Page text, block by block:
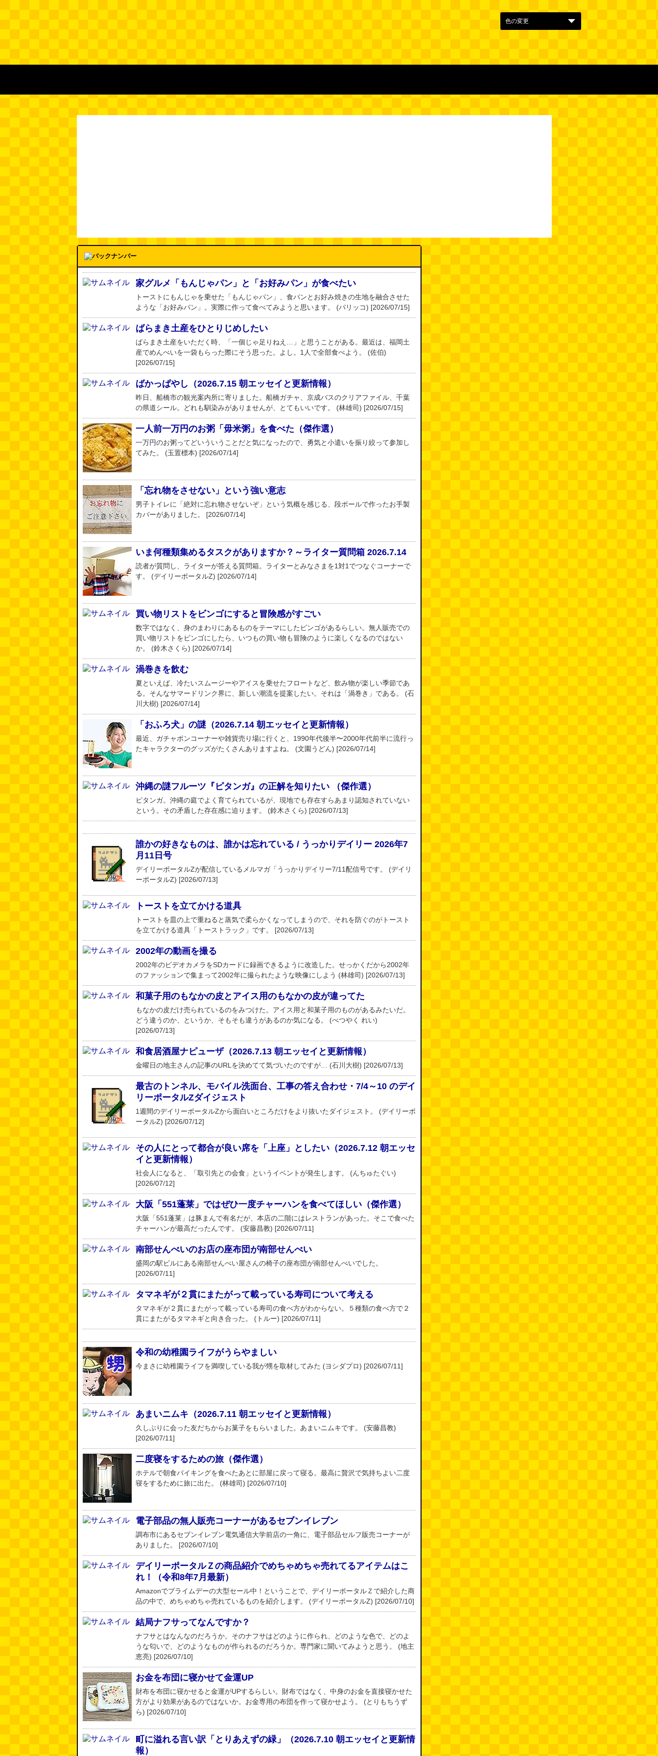
家グルメ「もんじゃパン」と「お好みパン」が食べたい
トーストにもんじゃを乗せた「もんじゃパン」、食パンとお好み焼きの生地を融合させた
ような「お好みパン」。実際に作って食べてみようと思います。 (パリッコ) [2026/07/15]
ばらまき土産をひとりじめしたい
ばらまき土産をいただく時、「一個じゃ足りねえ…」と思うことがある。最近は、福岡土
産でめんべいを一袋もらった際にそう思った。よし。1人で全部食べよう。 (佐伯)
[2026/07/15]
ばかっぱやし（2026.7.15 朝エッセイと更新情報）
昨日、船橋市の観光案内所に寄りました。船橋ガチャ、京成バスのクリアファイル、千葉
の県道シール。どれも馴染みがありませんが、とてもいいです。 (林雄司) [2026/07/15]
一人前一万円のお粥「毋米粥」を食べた（傑作選）
一万円のお粥ってどいういうことだと気になったので、勇気と小遣いを振り絞って参加し
てみた。 (玉置標本) [2026/07/14]
「忘れ物をさせない」という強い意志
男子トイレに「絶対に忘れ物させないぞ」という気概を感じる、段ボールで作ったお手製
カバーがありました。 [2026/07/14]
いま何種類集めるタスクがありますか？～ライター質問箱 2026.7.14
読者が質問し、ライターが答える質問箱。ライターとみなさまを1対1でつなぐコーナーで
す。 (デイリーポータルZ) [2026/07/14]
買い物リストをビンゴにすると冒険感がすごい
数字ではなく、身のまわりにあるものをテーマにしたビンゴがあるらしい。無人販売での
買い物リストをビンゴにしたら、いつもの買い物も冒険のように楽しくなるのではない
か。 (鈴木さくら) [2026/07/14]
渦巻きを飲む
夏といえば、冷たいスムージーやアイスを乗せたフロートなど、飲み物が楽しい季節であ
る。そんなサマードリンク界に、新しい潮流を提案したい。それは「渦巻き」である。 (石
川大樹) [2026/07/14]
「おふろ犬」の謎（2026.7.14 朝エッセイと更新情報）
最近、ガチャポンコーナーや雑貨売り場に行くと、1990年代後半〜2000年代前半に流行っ
たキャラクターのグッズがたくさんありますよね。 (文園うどん) [2026/07/14]
沖縄の謎フルーツ『ピタンガ』の正解を知りたい （傑作選）
ピタンガ。沖縄の庭でよく育てられているが、現地でも存在すらあまり認知されていない
という。その矛盾した存在感に迫ります。 (鈴木さくら) [2026/07/13]
誰かの好きなものは、誰かは忘れている / うっかりデイリー 2026年7
月11日号
デイリーポータルZが配信しているメルマガ「うっかりデイリー7/11配信号です。 (デイリ
ーポータルZ) [2026/07/13]
トーストを立てかける道具
トーストを皿の上で重ねると蒸気で柔らかくなってしまうので、それを防ぐのがトースト
を立てかける道具「トーストラック」です。 [2026/07/13]
2002年の動画を撮る
2002年のビデオカメラをSDカードに録画できるように改造した。せっかくだから2002年
のファッションで集まって2002年に撮られたような映像にしよう (林雄司) [2026/07/13]
和菓子用のもなかの皮とアイス用のもなかの皮が違ってた
もなかの皮だけ売られているのをみつけた。アイス用と和菓子用のものがあるみたいだ。
どう違うのか、というか、そもそも違うがあるのか気になる。 (べつやく れい)
[2026/07/13]
和食居酒屋ナピューザ（2026.7.13 朝エッセイと更新情報）
金曜日の地主さんの記事のURLを決めてて気づいたのですが… (石川大樹) [2026/07/13]
最古のトンネル、モバイル洗面台、工事の答え合わせ・7/4～10 のデイ
リーポータルZダイジェスト
1週間のデイリーポータルZから面白いところだけをより抜いたダイジェスト。 (デイリーポ
ータルZ) [2026/07/12]
その人にとって都合が良い席を「上座」としたい（2026.7.12 朝エッセ
イと更新情報）
社会人になると、「取引先との会食」というイベントが発生します。 (んちゅたぐい)
[2026/07/12]
大阪「551蓬莱」ではぜひ一度チャーハンを食べてほしい（傑作選）
大阪「551蓬莱」は豚まんで有名だが、本店の二階にはレストランがあった。そこで食べた
チャーハンが最高だったんです。 (安藤昌教) [2026/07/11]
南部せんべいのお店の座布団が南部せんべい
盛岡の駅ビルにある南部せんべい屋さんの椅子の座布団が南部せんべいでした。
[2026/07/11]
タマネギが２貫にまたがって載っている寿司について考える
タマネギが２貫にまたがって載っている寿司の食べ方がわからない。５種類の食べ方で２
貫にまたがるタマネギと向き合った。 (トルー) [2026/07/11]
令和の幼稚園ライフがうらやましい
今まさに幼稚園ライフを満喫している我が甥を取材してみた (ヨシダプロ) [2026/07/11]
あまいニムキ（2026.7.11 朝エッセイと更新情報）
久しぶりに会った友だちからお菓子をもらいました。あまいニムキです。 (安藤昌教)
[2026/07/11]
二度寝をするための旅（傑作選）
ホテルで朝食バイキングを食べたあとに部屋に戻って寝る。最高に贅沢で気持ちよい二度
寝をするために旅に出た。 (林雄司) [2026/07/10]
電子部品の無人販売コーナーがあるセブンイレブン
調布市にあるセブンイレブン電気通信大学前店の一角に、電子部品セルフ販売コーナーが
ありました。 [2026/07/10]
デイリーポータルＺの商品紹介でめちゃめちゃ売れてるアイテムはこ
れ！（令和8年7月最新）
Amazonでプライムデーの大型セール中！ということで、デイリーポータルＺで紹介した商
品の中で、めちゃめちゃ売れているものを紹介します。 (デイリーポータルZ) [2026/07/10]
結局ナフサってなんですか？
ナフサとはなんなのだろうか。そのナフサはどのように作られ、どのような色で、どのよ
うな匂いで、どのようなものが作られるのだろうか。専門家に聞いてみようと思う。 (地主
恵亮) [2026/07/10]
お金を布団に寝かせて金運UP
財布を布団に寝かせると金運がUPするらしい。財布ではなく、中身のお金を直接寝かせた
方がより効果があるのではないか。お金専用の布団を作って寝かせよう。 (とりもちうず
ら) [2026/07/10]
町に溢れる言い訳「とりあえずの緑」（2026.7.10 朝エッセイと更新情
報）